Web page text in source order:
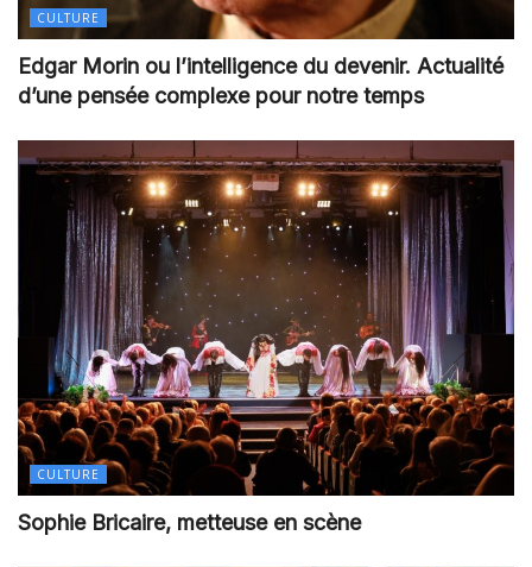
CULTURE
Edgar Morin ou l’intelligence du devenir. Actualité
d’une pensée complexe pour notre temps
CULTURE
Sophie Bricaire, metteuse en scène